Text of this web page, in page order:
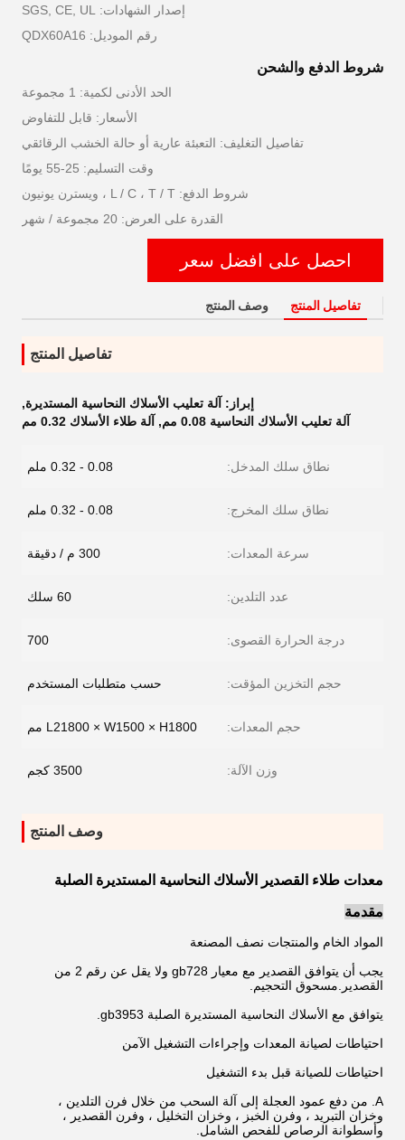
إصدار الشهادات: SGS, CE, UL
رقم الموديل: QDX60A16
شروط الدفع والشحن
الحد الأدنى لكمية: 1 مجموعة
الأسعار: قابل للتفاوض
تفاصيل التغليف: التعبئة عارية أو حالة الخشب الرقائقي
وقت التسليم: 25-55 يومًا
شروط الدفع: L / C ، T / T ، ويسترن يونيون
القدرة على العرض: 20 مجموعة / شهر
احصل على افضل سعر
تفاصيل المنتج وصف المنتج
تفاصيل المنتج
إبراز: آلة تعليب الأسلاك النحاسية المستديرة,
آلة تعليب الأسلاك النحاسية 0.08 مم
, آلة طلاء الأسلاك 0.32 مم
نطاق سلك المدخل: 0.08 - 0.32 ملم
نطاق سلك المخرج: 0.08 - 0.32 ملم
سرعة المعدات: 300 م / دقيقة
عدد التلدين: 60 سلك
درجة الحرارة القصوى: 700
حجم التخزين المؤقت: حسب متطلبات المستخدم
حجم المعدات: L21800 × W1500 × H1800 مم
وزن الآلة: 3500 كجم
وصف المنتج
معدات طلاء القصدير الأسلاك النحاسية المستديرة الصلبة
مقدمة
المواد الخام والمنتجات نصف المصنعة
يجب أن يتوافق القصدير مع معيار gb728 ولا يقل عن رقم 2 من
القصدير.مسحوق التحجيم.
يتوافق مع الأسلاك النحاسية المستديرة الصلبة gb3953.
احتياطات لصيانة المعدات وإجراءات التشغيل الآمن
احتياطات للصيانة قبل بدء التشغيل
A. من دفع عمود العجلة إلى آلة السحب من خلال فرن التلدين ،
وخزان التبريد ، وفرن الخبز ، وخزان التخليل ، وفرن القصدير ،
وأسطوانة الرصاص للفحص الشامل.